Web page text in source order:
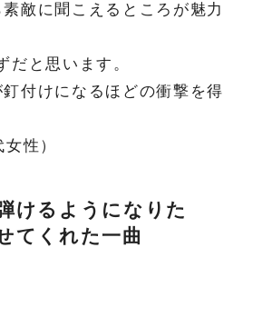
敵に聞こえるところが魅力
だと思います。
付けになるほどの衝撃を得
性）
けるようになりた
てくれた一曲